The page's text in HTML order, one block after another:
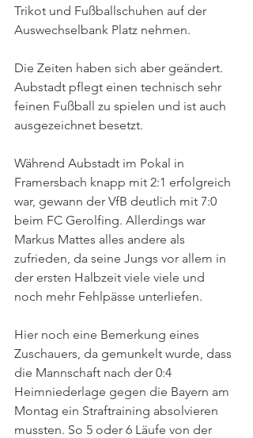
Trikot und Fußballschuhen auf der
Auswechselbank Platz nehmen.
Die Zeiten haben sich aber geändert.
Aubstadt pflegt einen technisch sehr
feinen Fußball zu spielen und ist auch
ausgezeichnet besetzt.
Während Aubstadt im Pokal in
Framersbach knapp mit 2:1 erfolgreich
war, gewann der VfB deutlich mit 7:0
beim FC Gerolfing. Allerdings war
Markus Mattes alles andere als
zufrieden, da seine Jungs vor allem in
der ersten Halbzeit viele viele und
noch mehr Fehlpässe unterliefen.
Hier noch eine Bemerkung eines
Zuschauers, da gemunkelt wurde, dass
die Mannschaft nach der 0:4
Heimniederlage gegen die Bayern am
Montag ein Straftraining absolvieren
mussten. So 5 oder 6 Läufe von der